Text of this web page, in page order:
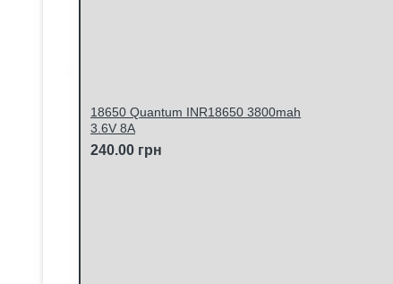
18650 Quantum INR18650 3800mah
3.6V 8A
240.00 грн